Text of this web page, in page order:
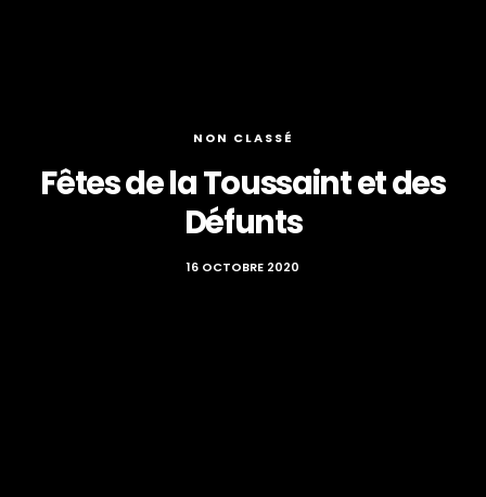
NON CLASSÉ
Fêtes de la Toussaint et des
Défunts
16 OCTOBRE 2020